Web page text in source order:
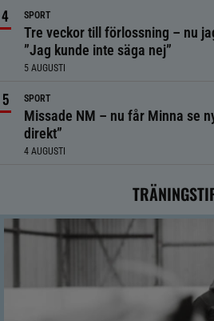
SPORT
Tre veckor till förlossning – nu
”Jag kunde inte säga nej”
5 AUGUSTI
SPORT
Missade NM – nu får Minna se
direkt”
4 AUGUSTI